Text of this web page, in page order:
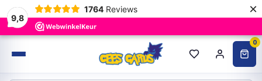
9,8
1764 Reviews ×
0